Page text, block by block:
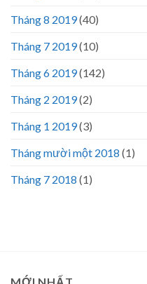
Tháng 8 2019(40)
Tháng 7 2019(10)
Tháng 6 2019(142)
Tháng 2 2019(2)
Tháng 1 2019(3)
Tháng mười một 2018 (1)
Tháng 7 2018 (1)
MỚI NHẤT